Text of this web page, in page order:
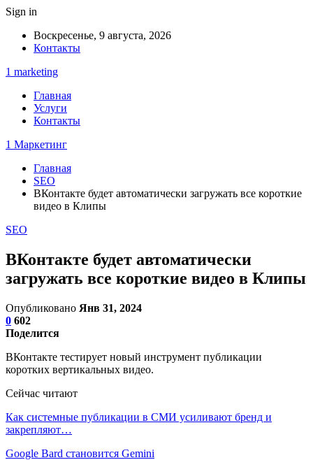
Sign in
Воскресенье, 9 августа, 2026
Контакты
1 marketing
Главная
Услуги
Контакты
1 Маркетинг
Главная
SEO
ВКонтакте будет автоматически загружать все короткие
видео в Клипы
SEO
ВКонтакте будет автоматически
загружать все короткие видео в Клипы
Опубликовано Янв 31, 2024
0 602
Поделится
ВКонтакте тестирует новый инструмент публикации
коротких вертикальных видео.
Сейчас читают
Как системные публикации в СМИ усиливают бренд и
закрепляют…
Google Bard становится Gemini